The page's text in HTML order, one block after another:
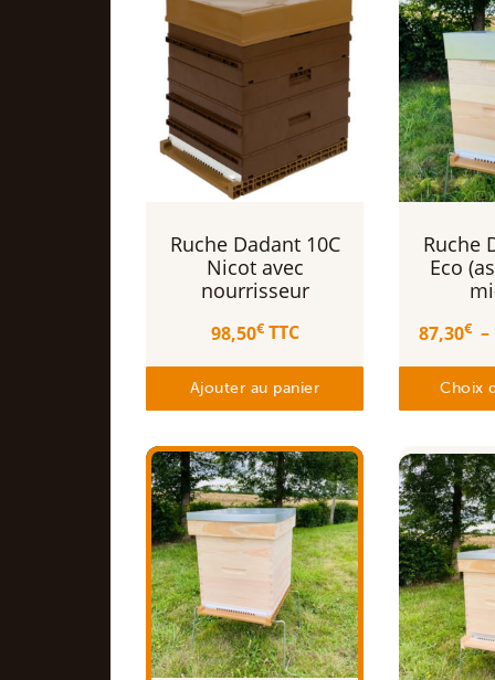
Ruche Dadant 10C
Nicot avec
nourrisseur
98,50€ TTC
Ajouter au panier
Ruche
Eco
87,30€ –
Choix